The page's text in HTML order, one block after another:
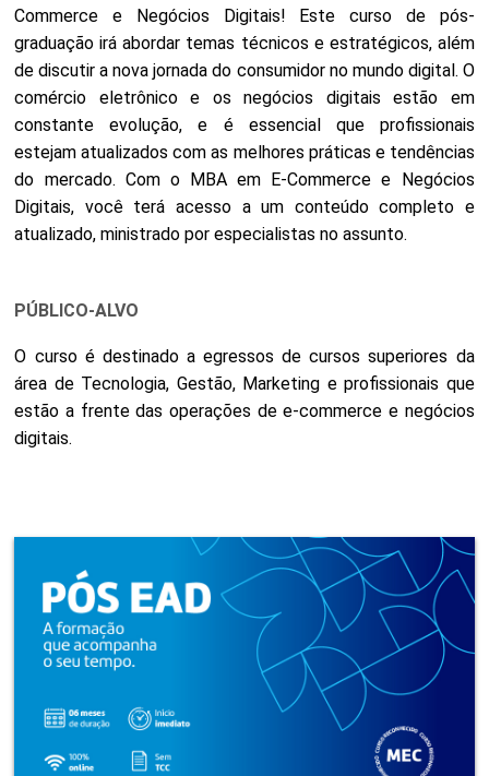
Commerce e Negócios Digitais! Este curso de pós-
graduação irá abordar temas técnicos e estratégicos, além
de discutir a nova jornada do consumidor no mundo digital. O
comércio eletrônico e os negócios digitais estão em
constante evolução, e é essencial que profissionais
estejam atualizados com as melhores práticas e tendências
do mercado. Com o MBA em E-Commerce e Negócios
Digitais, você terá acesso a um conteúdo completo e
atualizado, ministrado por especialistas no assunto.
PÚBLICO-ALVO
O curso é destinado a egressos de cursos superiores da
área de Tecnologia, Gestão, Marketing e profissionais que
estão a frente das operações de e-commerce e negócios
digitais.